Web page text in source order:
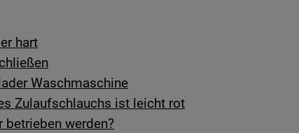
hart
Waschmaschine
Zulaufschlauchs ist leicht rot
werden?